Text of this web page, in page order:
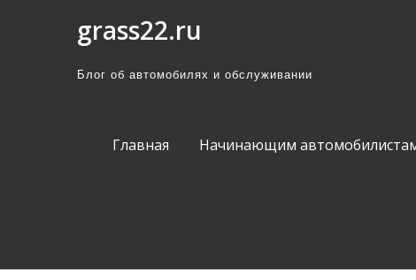
grass22.ru
Блог об автомобилях и обслуживании
Главная Начинающим